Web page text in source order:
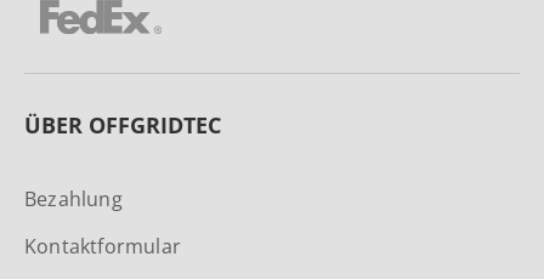
ÜBER OFFGRIDTEC
Bezahlung
Kontaktformular